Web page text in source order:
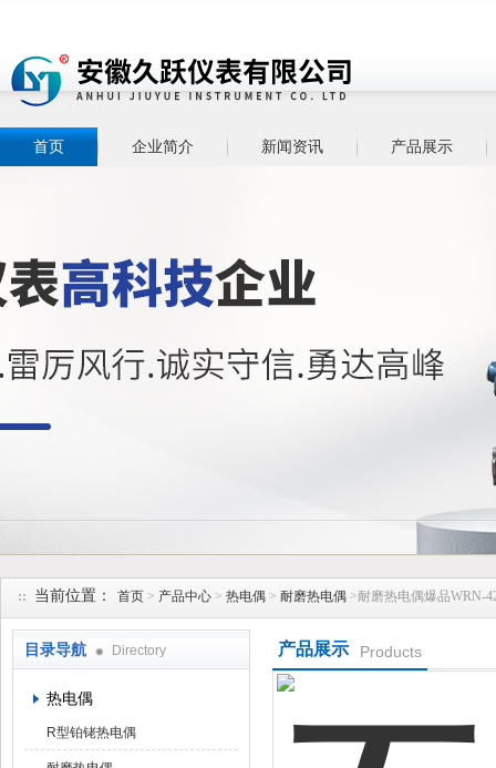
安徽久跃仪表有限公司
首页 企业简介 新闻资讯 产品展示
当前位置： 首页 > 产品中心 > 热电偶 > 耐磨热电偶 >耐磨热电偶爆品WRN-
目录导航 Directory
热电偶
R型铂铑热电偶
产品展示 Products